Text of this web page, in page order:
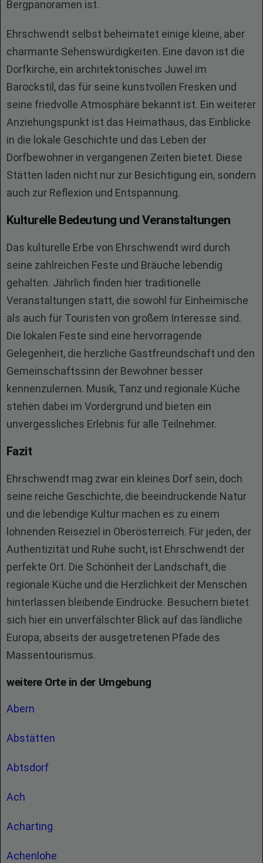
Bergpanoramen ist.
Ehrschwendt selbst beheimatet einige kleine, aber
charmante Sehenswürdigkeiten. Eine davon ist die
Dorfkirche, ein architektonisches Juwel im
Barockstil, das für seine kunstvollen Fresken und
seine friedvolle Atmosphäre bekannt ist. Ein weiterer
Anziehungspunkt ist das Heimathaus, das Einblicke
in die lokale Geschichte und das Leben der
Dorfbewohner in vergangenen Zeiten bietet. Diese
Stätten laden nicht nur zur Besichtigung ein, sondern
auch zur Reflexion und Entspannung.
Kulturelle Bedeutung und Veranstaltungen
Das kulturelle Erbe von Ehrschwendt wird durch
seine zahlreichen Feste und Bräuche lebendig
gehalten. Jährlich finden hier traditionelle
Veranstaltungen statt, die sowohl für Einheimische
als auch für Touristen von großem Interesse sind.
Die lokalen Feste sind eine hervorragende
Gelegenheit, die herzliche Gastfreundschaft und den
Gemeinschaftssinn der Bewohner besser
kennenzulernen. Musik, Tanz und regionale Küche
stehen dabei im Vordergrund und bieten ein
unvergessliches Erlebnis für alle Teilnehmer.
Fazit
Ehrschwendt mag zwar ein kleines Dorf sein, doch
seine reiche Geschichte, die beeindruckende Natur
und die lebendige Kultur machen es zu einem
lohnenden Reiseziel in Oberösterreich. Für jeden, der
Authentizität und Ruhe sucht, ist Ehrschwendt der
perfekte Ort. Die Schönheit der Landschaft, die
regionale Küche und die Herzlichkeit der Menschen
hinterlassen bleibende Eindrücke. Besuchern bietet
sich hier ein unverfälschter Blick auf das ländliche
Europa, abseits der ausgetretenen Pfade des
Massentourismus.
weitere Orte in der Umgebung
Abern
Abstätten
Abtsdorf
Ach
Acharting
Achenlohe